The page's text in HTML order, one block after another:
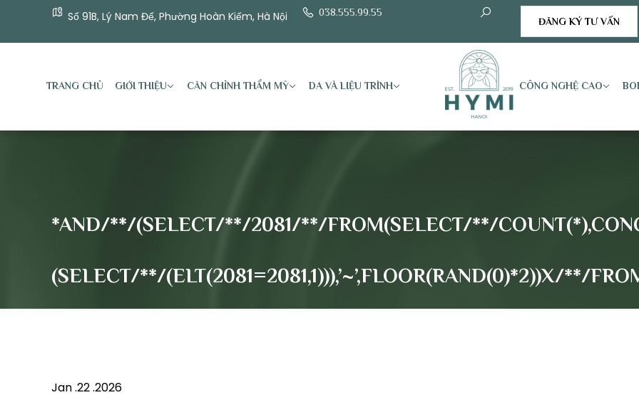
Số 91B, Lý Nam Đế, Phường Hoàn Kiếm, Hà Nội
038.555.99.55
ĐĂNG KÝ TƯ VẤN
TRANG CHỦ GIỚI THIỆU CĂN CHỈNH THẨM MỸ DA VÀ LIỆU TRÌNH CÔNG NGHỆ CAO
*AND/**/(SELECT/**/2081/**/FROM(SELECT/**/
(SELECT/**/(ELT(2081=2081,1))),’~’,FLOOR(RAND(0)*2))X/**/
Jan .22 .2026